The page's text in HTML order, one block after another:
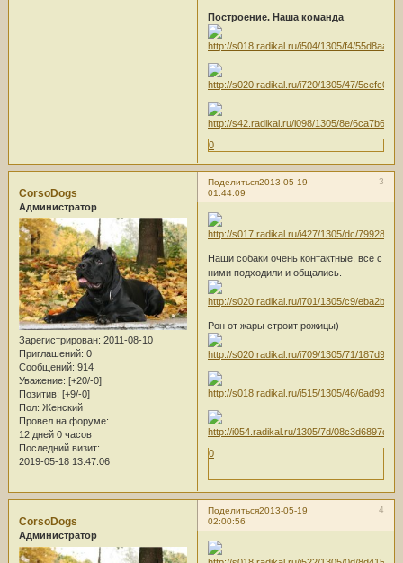
Построение. Наша команда
0
Поделиться 3
2013-05-19
01:44:09
CorsoDogs
Администратор
Зарегистрирован: 2011-08-10
Приглашений: 0
Сообщений: 914
Уважение: [+20/-0]
Позитив: [+9/-0]
Пол: Женский
Провел на форуме:
12 дней 0 часов
Последний визит:
2019-05-18 13:47:06
Наши собаки очень контактные, все с
ними подходили и общались.
Рон от жары строит рожицы)
0
Поделиться 4
2013-05-19
02:00:56
CorsoDogs
Администратор